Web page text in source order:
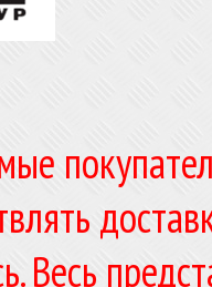
Весь